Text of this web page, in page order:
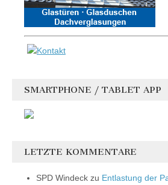
SMARTPHONE / TABLET APP
LETZTE KOMMENTARE
SPD Windeck zu Entlastung der